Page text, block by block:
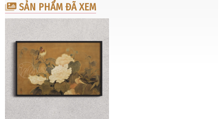
SẢN PHẨM ĐÃ XEM